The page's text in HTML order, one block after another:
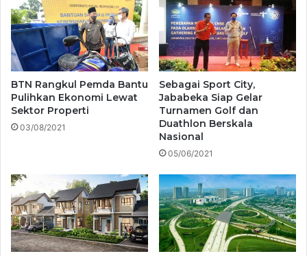
BTN Rangkul Pemda Bantu
Pulihkan Ekonomi Lewat
Sektor Properti
03/08/2021
Sebagai Sport City,
Jababeka Siap Gelar
Turnamen Golf dan
Duathlon Berskala
Nasional
05/06/2021